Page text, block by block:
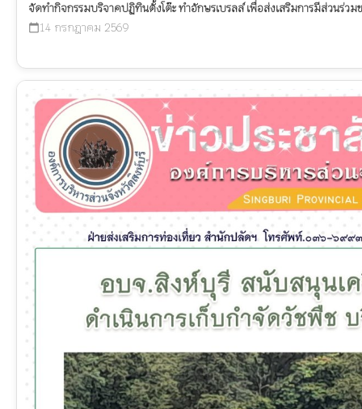
จัดทำกิจกรรมบริจาคปฏิทินตั้งโต๊ะ ทำอักษรเบรลล์ เพื่อส่งเสริมการมีส่วนร่ว
calendar_today 14 กรกฎาคม 2569